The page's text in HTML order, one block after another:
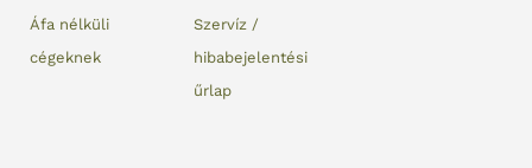
Áfa nélküli
cégeknek
Szervíz /
hibabejelentési
űrlap